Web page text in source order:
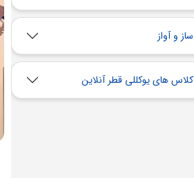
ساز و آواز
کلاس های یوکللی قطر آنلاین